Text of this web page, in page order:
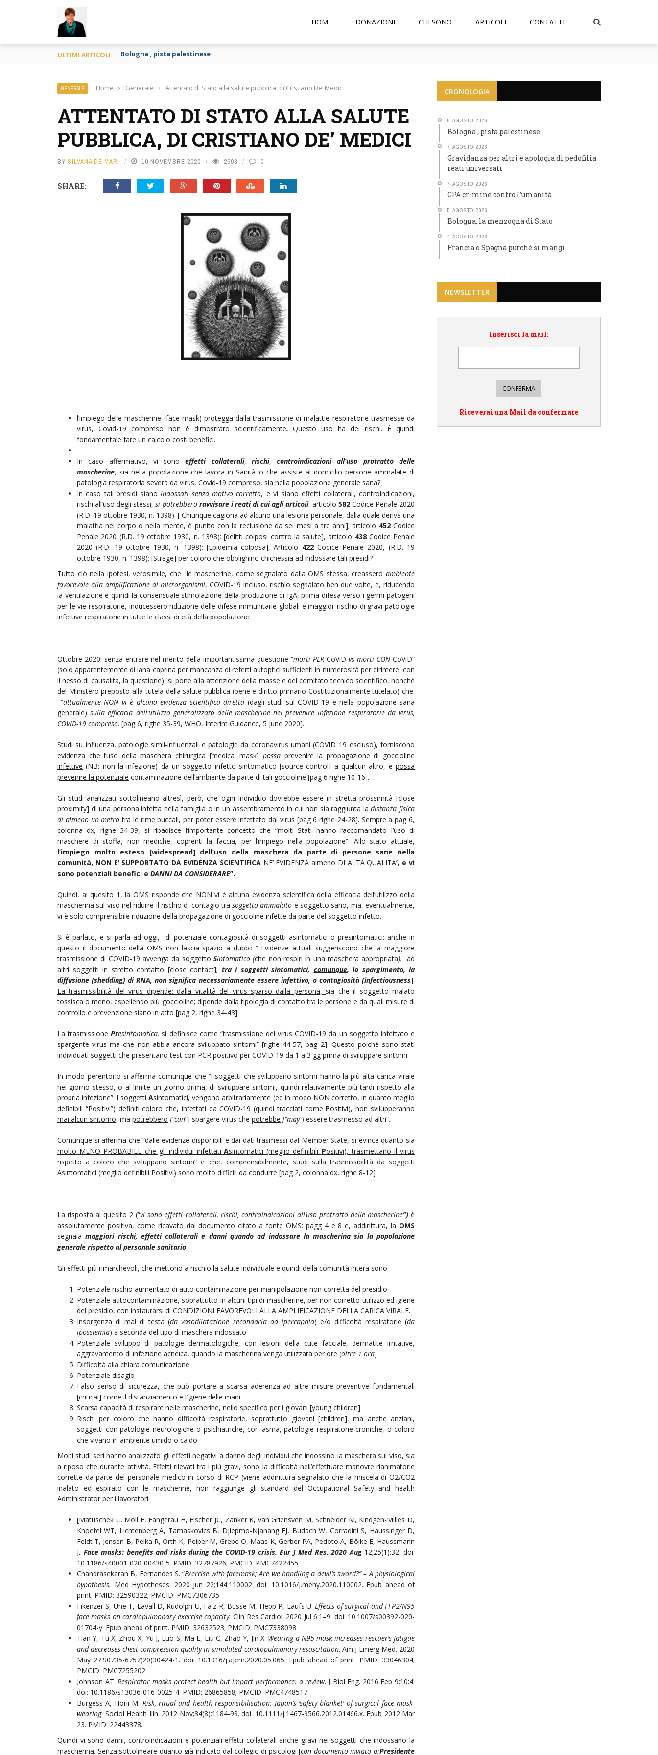
HOME DONAZIONI CHI SONO ARTICOLI CONTATTI
ULTIMI ARTICOLI Gravidanza per altri e apologia di pedofilia reati universali
GENERALE Home › Generale › Attentato di Stato alla salute pubblica, di Cristiano De’ Medici
ATTENTATO DI STATO ALLA SALUTE
PUBBLICA, DI CRISTIANO DE’ MEDICI
BY SILVANA DE MARI 10 NOVEMBRE 2020 2693 0
SHARE:
l’impiego delle mascherine (face-mask) protegga dalla trasmissione di malattie respiratorie trasmesse da
virus, Covid-19 compreso non è dimostrato scientificamente.Questo uso ha dei rischi. È quindi
fondamentale fare un calcolo costi benefici.
In caso affermativo, vi sonoeffetti collaterali, rischi,controindicazioni all’uso protratto delle
mascherine, sia nella popolazione che lavora in Sanità o che assiste al domicilio persone ammalate di
patologia respiratoria severa da virus, Covid-19 compreso, sia nella popolazione generale sana?
In caso tali presidi sianoindossati senza motivo corretto, e vi siano effetti collaterali, controindicazioni,
rischi all’uso degli stessi,si potrebbero ravvisare i reati di cui agli articoli: articolo 582 Codice Penale 2020
(R.D. 19 ottobre 1930, n. 1398): [ Chiunque cagiona ad alcuno una lesione personale, dalla quale deriva una
malattia nel corpo o nella mente, è punito con la reclusione da sei mesi a tre anni]; articolo 452Codice
Penale 2020 (R.D. 19 ottobre 1930, n. 1398): [delitti colposi contro la salute], articolo 438 Codice Penale
2020 (R.D. 19 ottobre 1930, n. 1398): [Epidemia colposa], Articolo 422 Codice Penale 2020, (R.D. 19
ottobre 1930, n. 1398): [Strage] per coloro che obblighino chichessia ad indossare tali presidi?
Tutto ciò nella ipotesi, verosimile, che le mascherine, come segnalato dalla OMS stessa, creassero ambiente
favorevole alla amplificazione di microrganismi, COVID-19 incluso, rischio segnalato ben due volte, e, riducendo
la ventilazione e quindi la consensuale stimolazione della produzione di IgA, prima difesa verso i germi patogeni
per le vie respiratorie, inducessero riduzione delle difese immunitarie globali e maggior rischio di gravi patologie
infettive respiratorie in tutte le classi di età della popolazione.
Ottobre 2020: senza entrare nel merito della importantissima questione “morti PER CoViD vs morti CON CoViD”
(solo apparentemente di lana caprina per mancanza di referti autoptici sufficienti in numerosità per dirimere, con
il nesso di causalità, la questione), si pone alla attenzione della masse e del comitato tecnico scientifico, nonché
del Ministero preposto alla tutela della salute pubblica (bene e diritto primario Costituzionalmente tutelato) che:
“attualmente NON vi è alcuna evidenza scientifica diretta (dagli studi sul COVID-19 e nella popolazione sana
generale)sulla efficacia dell’utilizzo generalizzato delle mascherine nel prevenire infezione respiratorie da virus,
COVID-19 compreso. [pag 6, righe 35-39, WHO, Interim Guidance, 5 june 2020].
Studi su influenza, patologie simil-influenzali e patologie da coronavirus umani (COVID_19 escluso), forniscono
evidenza che l’uso della maschera chirurgica [medical mask] possaprevenire la propagazione di goccioline
infettive (NB: non la infezione) da un soggetto infetto sintomatico [source control] a qualcun altro, e possa
prevenire la potenziale contaminazione dell’ambiente da parte di tali goccioline [pag 6 righe 10-16].
Gli studi analizzati sottolineano altresì, però, che ogni individuo dovrebbe essere in stretta prossimità [close
proximity] di una persona infetta nella famiglia o in un assembramento in cui non sia raggiunta ladistanza fisica
di almeno un metro tra le rime buccali, per poter essere infettato dal virus [pag 6 righe 24-28]. Sempre a pag 6,
colonna dx, righe 34-39, si ribadisce l’importante concetto che “molti Stati hanno raccomandato l’uso di
maschere di stoffa, non mediche, coprenti la faccia, per l’impiego nella popolazione”. Allo stato attuale,
l’impiego molto esteso [widespread] dell’uso della maschera da parte di persone sane nella
comunità, NON E’ SUPPORTATO DA EVIDENZA SCIENTIFICANE’ EVIDENZA almeno DI ALTA QUALITA’, e vi
sono potenziali benefici e DANNI DA CONSIDERARE”.
Quindi, al quesito 1, la OMS risponde che NON vi è alcuna evidenza scientifica della efficacia dell’utilizzo della
mascherina sul viso nel ridurre il rischio di contagio trasoggetto ammalato e soggetto sano, ma, eventualmente,
vi è solo comprensibile riduzione della propagazione di goccioline infette da parte del soggetto infetto.
Si è parlato, e si parla ad oggi, di potenziale contagiosità di soggetti asintomatici o presintomatici: anche in
questo il documento della OMS non lascia spazio a dubbi: “ Evidenze attuali suggeriscono che la maggiore
trasmissione di COVID-19 avvenga da soggettoSintomatico (che non respiri in una maschera appropriata),ad
altri soggetti in stretto contatto [close contact]; tra i soggetti sintomatici, comunque, lo spargimento, la
diffusione [shedding] di RNA, non significa necessariamente essere infettivo, o contagiosità [infectiousness].
La trasmissibilità del virus dipende: dalla vitalità del virus sparso dalla persona, sia che il soggetto malato
tossisca o meno, espellendo più goccioline; dipende dalla tipologia di contatto tra le persone e da quali misure di
controllo e prevenzione siano in atto [pag 2, righe 34-43].
La trasmissionePresintomatica, si definisce come “trasmissione del virus COVID-19 da un soggetto infettato e
spargente virus ma che non abbia ancora sviluppato sintomi” [righe 44-57, pag 2]. Questo poiché sono stati
individuati soggetti che presentano test con PCR positivo per COVID-19 da 1 a 3 gg prima di sviluppare sintomi.
In modo perentorio si afferma comunque che “i soggetti che sviluppano sintomi hanno la più alta carica virale
nel giorno stesso, o al limite un giorno prima, di sviluppare sintomi, quindi relativamente più tardi rispetto alla
propria infezione”. I soggettiAsintomatici, vengono arbitrariamente (ed in modo NON corretto, in quanto meglio
definibili “Positivi”) definiti coloro che, infettati da COVID-19 (quindi tracciati come Positivi), non svilupperanno
mai alcun sintomo, ma potrebbero [“can”] spargere virus che potrebbe [“may”]essere trasmesso ad altri”.
Comunque si afferma che “dalle evidenze disponibili e dai dati trasmessi dal Member State, si evince quanto sia
molto MENO PROBABILE che gli individui infettati-Asintomatici (meglio definibili Positivi), trasmettano il virus
rispetto a coloro che sviluppano sintomi” e che, comprensibilmente, studi sulla trasmissibilità da soggetti
Asintomatici (meglio definibili Positivi) sono molto difficili da condurre [pag 2, colonna dx, righe 8-12].
La risposta al quesito 2 (“vi sono effetti collaterali, rischi, controindicazioni all’uso protratto delle mascherine”)è
assolutamente positiva, come ricavato dal documento citato a fonte OMS: pagg 4 e 8 e, addirittura, la OMS
segnalamaggiori rischi, effetti collaterali e danni quando ad indossare la mascherina sia la popolazione
generale rispetto al personale sanitario
Gli effetti più rimarchevoli, che mettono a rischio la salute individuale e quindi della comunità intera sono:
Potenziale rischio aumentato di auto contaminazione per manipolazione non corretta del presidio
Potenziale autocontaminazione, soprattutto in alcuni tipi di mascherine, per non corretto utilizzo ed igiene
del presidio, con instaurarsi di CONDIZIONI FAVOREVOLI ALLA AMPLIFICAZIONE DELLA CARICA VIRALE.
Insorgenza di mal di testa (da vasodilatazione secondaria ad ipercapnia) e/o difficoltà respiratorie (da
ipossiemia) a seconda del tipo di maschera indossato
Potenziale sviluppo di patologie dermatologiche, con lesioni della cute facciale, dermatite irritative,
aggravamento di infezione acneica, quando la mascherina venga utilizzata per ore (oltre 1 ora)
Difficoltà alla chiara comunicazione
Potenziale disagio
Falso senso di sicurezza, che può portare a scarsa aderenza ad altre misure preventive fondamentali
[critical] come il distanziamento e l’igiene delle mani
Scarsa capacità di respirare nelle mascherine, nello specifico per i giovani [young children]
Rischi per coloro che hanno difficoltà respiratorie, soprattutto giovani [children], ma anche anziani,
soggetti con patologie neurologiche o psichiatriche, con asma, patologie respiratorie croniche, o coloro
che vivano in ambiente umido o caldo
Molti studi seri hanno analizzato gli effetti negativi a danno degli individui che indossino la maschera sul viso, sia
a riposo che durante attività. Effetti rilevati tra i più gravi, sono la difficoltà nell’effettuare manovre rianimatorie
corrette da parte del personale medico in corso di RCP (viene addirittura segnalato che la miscela di O2/CO2
inalato ed espirato con le mascherine, non raggiunge gli standard del Occupational Safety and health
Administrator per i lavoratori.
[Matuschek C, Moll F, Fangerau H, Fischer JC, Zänker K, van Griensven M, Schneider M, Kindgen-Milles D,
Knoefel WT, Lichtenberg A, Tamaskovics B, Djiepmo-Njanang FJ, Budach W, Corradini S, Häussinger D,
Feldt T, Jensen B, Pelka R, Orth K, Peiper M, Grebe O, Maas K, Gerber PA, Pedoto A, Bölke E, Haussmann
J. Face masks: benefits and risks during the COVID-19 crisis.Eur J Med Res. 2020 Aug12;25(1):32. doi:
10.1186/s40001-020-00430-5. PMID: 32787926; PMCID: PMC7422455.
Chandrasekaran B, Fernandes S. “Exercise with facemask; Are we handling a devil’s sword?” – A physiological
hypothesis. Med Hypotheses. 2020 Jun 22;144:110002. doi: 10.1016/j.mehy.2020.110002. Epub ahead of
print. PMID: 32590322; PMCID: PMC7306735
Fikenzer S, Uhe T, Lavall D, Rudolph U, Falz R, Busse M, Hepp P, Laufs U. Effects of surgical and FFP2/N95
face masks on cardiopulmonary exercise capacity. Clin Res Cardiol. 2020 Jul 6:1–9. doi: 10.1007/s00392-020-
01704-y. Epub ahead of print. PMID: 32632523; PMCID: PMC7338098.
Tian Y, Tu X, Zhou X, Yu J, Luo S, Ma L, Liu C, Zhao Y, Jin X. Wearing a N95 mask increases rescuer’s fatigue
and decreases chest compression quality in simulated cardiopulmonary resuscitation. Am J Emerg Med. 2020
May 27:S0735-6757(20)30424-1. doi: 10.1016/j.ajem.2020.05.065. Epub ahead of print. PMID: 33046304;
PMCID: PMC7255202.
Johnson AT. Respirator masks protect health but impact performance: a review. J Biol Eng. 2016 Feb 9;10:4.
doi: 10.1186/s13036-016-0025-4. PMID: 26865858; PMCID: PMC4748517.
Burgess A, Horii M. Risk, ritual and health responsibilisation: Japan’s ‘safety blanket’ of surgical face mask-
wearing. Sociol Health Illn. 2012 Nov;34(8):1184-98. doi: 10.1111/j.1467-9566.2012.01466.x. Epub 2012 Mar
23. PMID: 22443378.
Quindi vi sono danni, controindicazioni e potenziali effetti collaterali anche gravi nei soggetti che indossano la
mascherina. Senza sottolineare quanto già indicato dal collegio di psicologi [con documento inviato a:Presidente
CRONOLOGIA
8 AGOSTO 2026
Bologna , pista palestinese
7 AGOSTO 2026
Gravidanza per altri e apologia di pedofilia
reati universali
7 AGOSTO 2026
GPA crimine contro l’umanità
5 AGOSTO 2026
Bologna, la menzogna di Stato
4 AGOSTO 2026
Francia o Spagna purché si mangi
NEWSLETTER
Inserisci la mail:
Riceverai una Mail da confermare